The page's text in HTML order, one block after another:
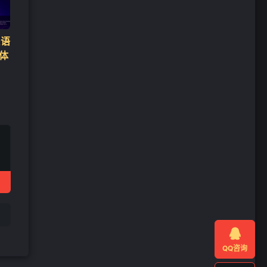

QQ咨询